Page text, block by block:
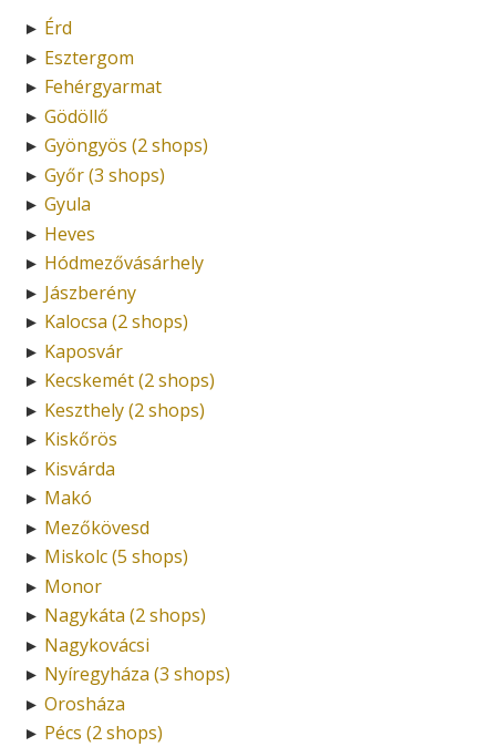
► Érd
► Esztergom
► Fehérgyarmat
► Gödöllő
► Gyöngyös (2 shops)
► Győr (3 shops)
► Gyula
► Heves
► Hódmezővásárhely
► Jászberény
► Kalocsa (2 shops)
► Kaposvár
► Kecskemét (2 shops)
► Keszthely (2 shops)
► Kiskőrös
► Kisvárda
► Makó
► Mezőkövesd
► Miskolc (5 shops)
► Monor
► Nagykáta (2 shops)
► Nagykovácsi
► Nyíregyháza (3 shops)
► Orosháza
► Pécs (2 shops)